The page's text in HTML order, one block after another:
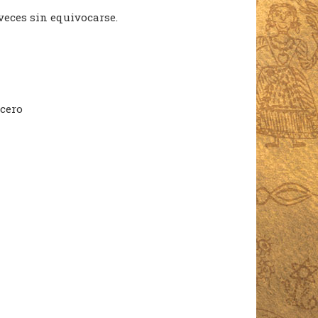
sin equivocarse.